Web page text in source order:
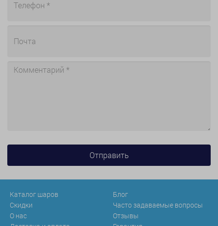
Каталог шаров
Скидки
О нас
Блог
Часто задаваемые вопросы
Отзывы